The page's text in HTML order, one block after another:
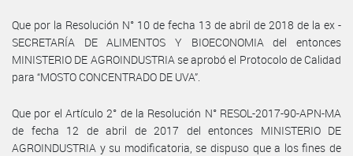
Que por la Resolución N° 10 de fecha 13 de abril de 2018 de la ex -
SECRETARÍA DE ALIMENTOS Y BIOECONOMIA del entonces
MINISTERIO DE AGROINDUSTRIA se aprobó el Protocolo de Calidad
para “MOSTO CONCENTRADO DE UVA”.
Que por el Artículo 2° de la Resolución N° RESOL-2017-90-APN-MA
de fecha 12 de abril de 2017 del entonces MINISTERIO DE
AGROINDUSTRIA y su modificatoria, se dispuso que a los fines de